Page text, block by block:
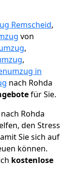
Remscheid,
von
,
,
in
nach Rohda
für Sie.
Rohda
den Stress
Sie sich auf
können.
kostenlose